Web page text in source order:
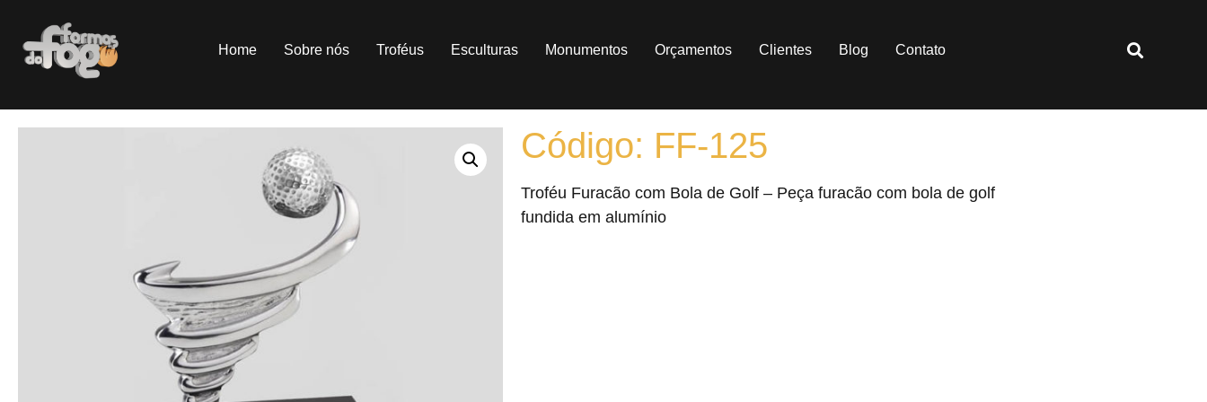
Home Sobre nós Troféus Esculturas Monumentos Orçamentos Clientes Blog Contato
Código: FF-125
Troféu Furacão com Bola de Golf – Peça furacão com bola de golf
fundida em alumínio